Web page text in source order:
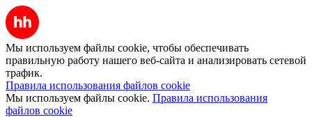
Мы используем файлы cookie, чтобы обеспечивать
правильную работу нашего веб-сайта и анализировать сетевой
трафик.
Правила использования файлов cookie
Мы используем файлы cookie. Правила использования
файлов cookie